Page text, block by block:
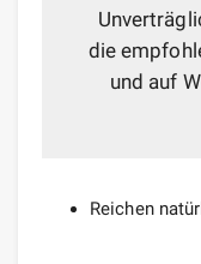
die
und auf
Reichen